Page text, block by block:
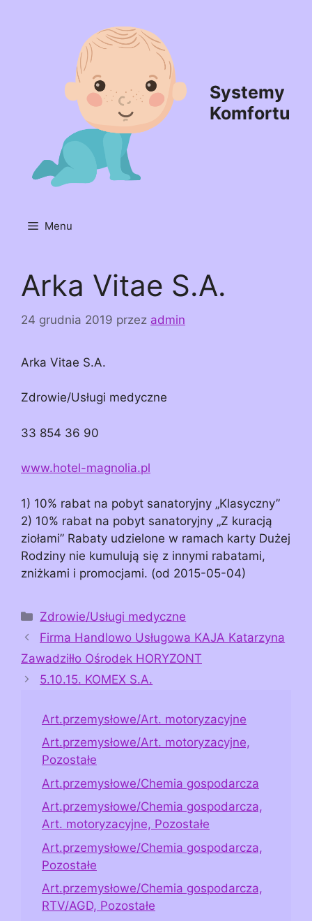
Systemy
Komfortu
Menu
Arka Vitae S.A.
24 grudnia 2019 przez admin
Arka Vitae S.A.
Zdrowie/Usługi medyczne
33 854 36 90
www.hotel-magnolia.pl
1) 10% rabat na pobyt sanatoryjny „Klasyczny”
2) 10% rabat na pobyt sanatoryjny „Z kuracją
ziołami” Rabaty udzielone w ramach karty Dużej
Rodziny nie kumulują się z innymi rabatami,
zniżkami i promocjami. (od 2015-05-04)
Kategorie
Zdrowie/Usługi medyczne
Firma Handlowo Usługowa KAJA Katarzyna
Zawadziłło Ośrodek HORYZONT
5.10.15. KOMEX S.A.
Art.przemysłowe/Art. motoryzacyjne
Art.przemysłowe/Art. motoryzacyjne,
Pozostałe
Art.przemysłowe/Chemia gospodarcza
Art.przemysłowe/Chemia gospodarcza,
Art. motoryzacyjne, Pozostałe
Art.przemysłowe/Chemia gospodarcza,
Pozostałe
Art.przemysłowe/Chemia gospodarcza,
RTV/AGD, Pozostałe